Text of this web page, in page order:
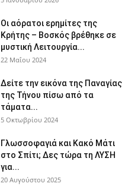
Οι αόρατοι ερημίτες της
Κρήτης – Βοσκός βρέθηκε σε
μυστική Λειτουργία...
22 Μαΐου 2024
Δείτε την εικόνα της Παναγίας
της Τήνου πίσω από τα
τάματα...
5 Οκτωβρίου 2024
Γλωσσοφαγιά και Κακό Μάτι
στο Σπίτι; Δες τώρα τη ΛΥΣΗ
για...
20 Αυγούστου 2025